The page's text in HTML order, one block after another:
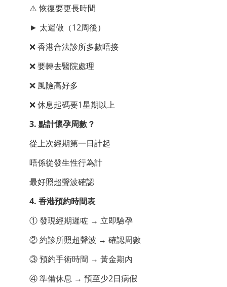
⚠️ 恢復要更長時間
► 太遲做（12周後）
❌ 香港合法診所多數唔接
❌ 要轉去醫院處理
❌ 風險高好多
❌ 休息起碼要1星期以上
3. 點計懷孕周數？
從上次經期第一日計起
唔係從發生性行為計
最好照超聲波確認
4. 香港預約時間表
① 發現經期遲咗 → 立即驗孕
② 約診所照超聲波 → 確認周數
③ 預約手術時間 → 黃金期內
④ 準備休息 → 預至少2日病假